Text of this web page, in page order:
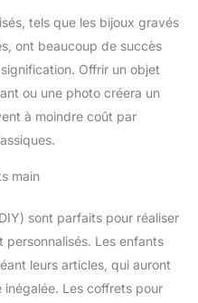
Thanksgiving, Pâques,
Noël, la Saint-Valentin, etc.
tels que les bijoux gravés
ont beaucoup de succès
Offrir un objet
ou une photo créera un
à moindre coût par
main
sont parfaits pour réaliser
Les enfants
leurs articles, qui auront
inégalée. Les coffrets pour